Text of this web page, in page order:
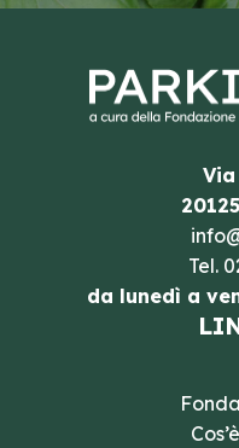
Tel.
da lunedì a